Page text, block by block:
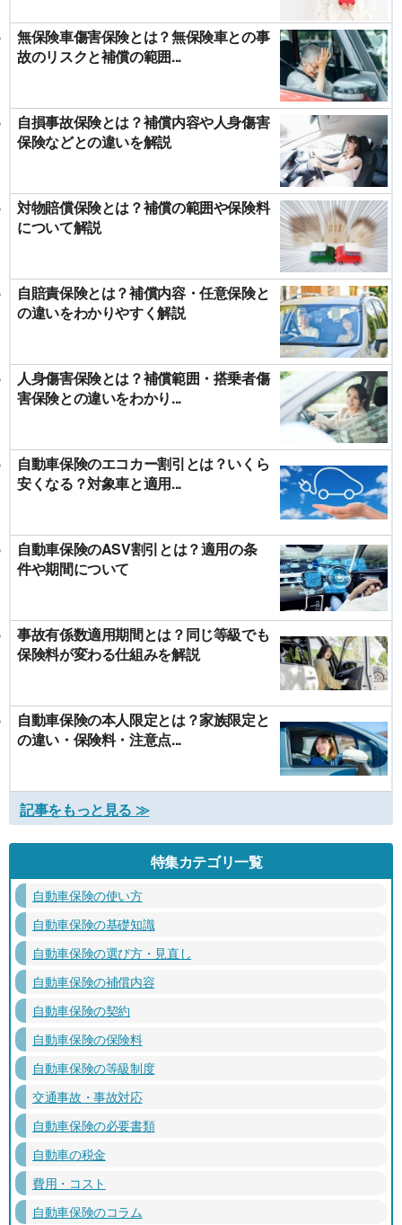
無保険車傷害保険とは？無保険車との事
故のリスクと補償の範囲...
自損事故保険とは？補償内容や人身傷害
保険などとの違いを解説
対物賠償保険とは？補償の範囲や保険料
について解説
自賠責保険とは？補償内容・任意保険と
の違いをわかりやすく解説
人身傷害保険とは？補償範囲・搭乗者傷
害保険との違いをわかり...
自動車保険のエコカー割引とは？いくら
安くなる？対象車と適用...
自動車保険のASV割引とは？適用の条
件や期間について
事故有係数適用期間とは？同じ等級でも
保険料が変わる仕組みを解説
自動車保険の本人限定とは？家族限定と
の違い・保険料・注意点...
記事をもっと見る ≫
特集カテゴリ一覧
自動車保険の使い方
自動車保険の基礎知識
自動車保険の選び方・見直し
自動車保険の補償内容
自動車保険の契約
自動車保険の保険料
自動車保険の等級制度
交通事故・事故対応
自動車保険の必要書類
自動車の税金
費用・コスト
自動車保険のコラム